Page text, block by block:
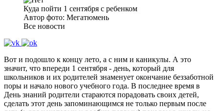
Куда пойти 1 сентября с ребенком
Автор фото: Мегатюмень
Все новости
Вот и подошло к концу лето, а с ним и каникулы. А это
значит, что впереди 1 сентября - день, который для
школьников и их родителей знаменует окончание беззаботной
поры и начало нового учебного года. В последнее время в
День знаний родители стараются порадовать своих детей,
сделать этот день запоминающимся не только первым после